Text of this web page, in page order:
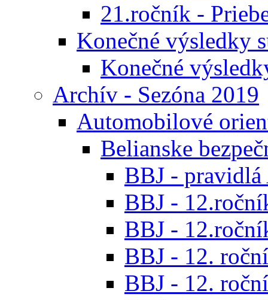
21.ročník -
Konečné výsledky
Konečné
Archív - Sezóna 2019
Automobilové
Belianske
BBJ - pravidlá
BBJ -
BBJ -
BBJ - 12.
BBJ - 12.